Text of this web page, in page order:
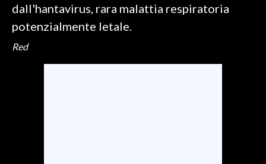
dall'hantavirus, rara malattia respiratoria
potenzialmente letale.
Red